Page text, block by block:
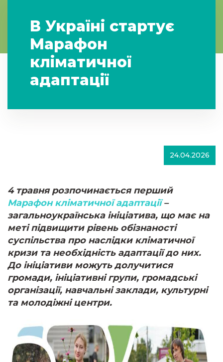
В Україні стартує
Марафон
кліматичної
адаптації
24.04.2026
4 травня розпочинається перший
Марафон кліматичної адаптації–
загальноукраїнська ініціатива, що має на
меті підвищити рівень обізнаності
суспільства про наслідки кліматичної
кризи та необхідність адаптації до них.
До ініціативи можуть долучитися
громади, ініціативні групи, громадські
організації, навчальні заклади, культурні
та молодіжні центри.